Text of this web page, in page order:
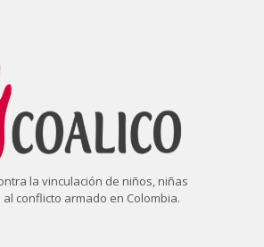
la vinculación de niños, niñas
conflicto armado en Colombia.